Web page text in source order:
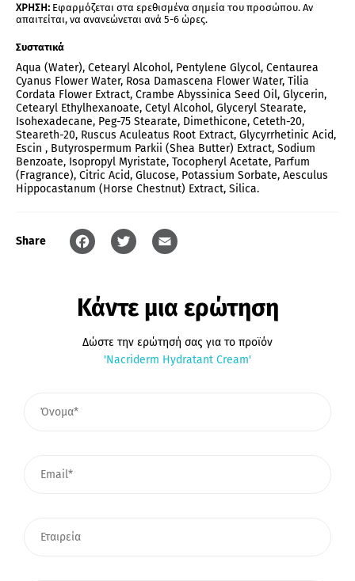
ΧΡΗΣΗ: Εφαρμόζεται στα ερεθισμένα σημεία του προσώπου. Αν
απαιτείται, να ανανεώνεται ανά 5-6 ώρες.
Συστατικά
Αqua (Water), Cetearyl Alcohol, Pentylene Glycol, Centaurea
Cyanus Flower Water, Rosa Damascena Flower Water, Tilia
Cordata Flower Extract, Crambe Abyssinica Seed Oil, Glycerin,
Cetearyl Ethylhexanoate, Cetyl Alcohol, Glyceryl Stearate,
Isohexadecane, Peg-75 Stearate, Dimethicone, Ceteth-20,
Steareth-20, Ruscus Aculeatus Root Extract, Glycyrrhetinic Acid,
Escin , Butyrospermum Parkii (Shea Butter) Extract, Sodium
Benzoate, Isopropyl Myristate, Tocopheryl Acetate, Parfum
(Fragrance), Citric Acid, Glucose, Potassium Sorbate, Aesculus
Hippocastanum (Horse Chestnut) Extract, Silica.
Share
Κάντε μια ερώτηση
Δώστε την ερώτησή σας για το προϊόν
'Nacriderm Hydratant Cream'